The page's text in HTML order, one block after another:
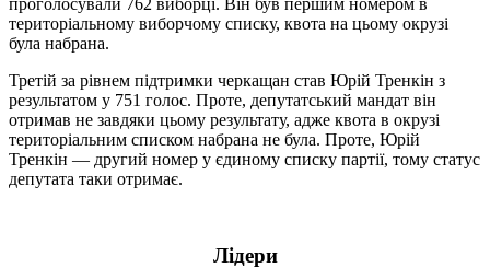
територіальному виборчому списку, квота на цьому окрузі
була набрана.
Третій за рівнем підтримки черкащан став Юрій Тренкін з
результатом у 751 голос. Проте, депутатський мандат він
отримав не завдяки цьому результату, адже квота в окрузі
територіальним списком набрана не була. Проте, Юрій
Тренкін — другий номер у єдиному списку партії, тому статус
депутата таки отримає.
Лідери